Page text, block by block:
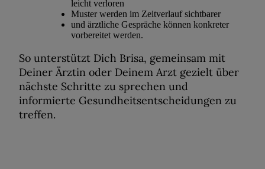
leicht verloren
Muster werden im Zeitverlauf sichtbarer
und ärztliche Gespräche können konkreter
vorbereitet werden.
So unterstützt Dich Brisa, gemeinsam mit
Deiner Ärztin oder Deinem Arzt gezielt über
nächste Schritte zu sprechen und
informierte Gesundheitsentscheidungen zu
treffen.